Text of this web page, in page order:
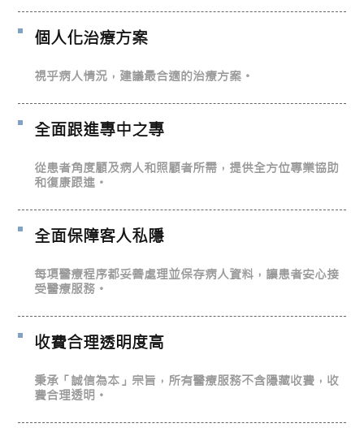
個人化治療方案
視乎病人情況，建議最合適的治療方案。
全面跟進專中之專
從患者角度顧及病人和照顧者所需，提供全方位專業協助
和復康跟進。
全面保障客人私隱
每項醫療程序都妥善處理並保存病人資料，讓患者安心接
受醫療服務。
收費合理透明度高
秉承「誠信為本」宗旨，所有醫療服務不含隱藏收費，收
費合理透明。